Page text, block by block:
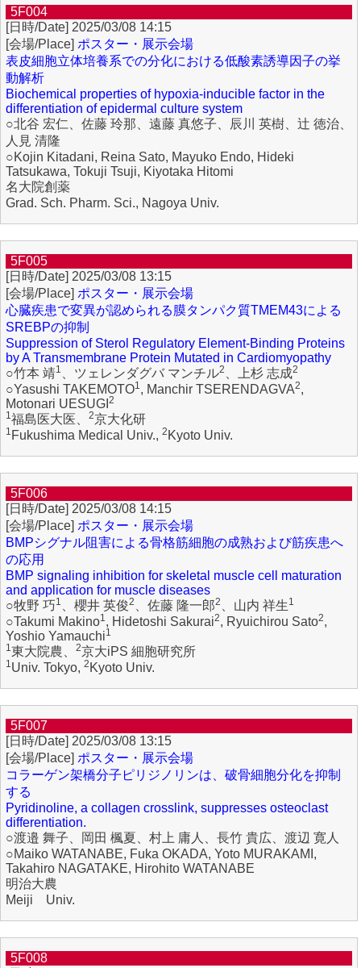
5F004
2025/03/08 14:15
ポスター・展示会場
表皮細胞立体培養系での分化における低酸素誘導因子の挙
動解析
Biochemical properties of hypoxia-inducible factor in the
differentiation of epidermal culture system
○北谷 宏仁、佐藤 玲那、遠藤 真悠子、辰川 英樹、辻 徳治、
人見 清隆
○Kojin Kitadani, Reina Sato, Mayuko Endo, Hideki
Tatsukawa, Tokuji Tsuji, Kiyotaka Hitomi
名大院創薬
Grad. Sch. Pharm. Sci., Nagoya Univ.
5F005
2025/03/08 13:15
ポスター・展示会場
心臓疾患で変異が認められる膜タンパク質TMEM43による
SREBPの抑制
Suppression of Sterol Regulatory Element-Binding Proteins
by A Transmembrane Protein Mutated in Cardiomyopathy
○竹本 靖1 、ツェレンダグバ マンチル2 、上杉 志成2
○Yasushi TAKEMOTO1, Manchir TSERENDAGVA2,
Motonari UESUGI 2
1福島医大医、 2京大化研
1 Fukushima Medical Univ., 2 Kyoto Univ.
5F006
2025/03/08 14:15
ポスター・展示会場
BMPシグナル阻害による骨格筋細胞の成熟および筋疾患へ
の応用
BMP signaling inhibition for skeletal muscle cell maturation
and application for muscle diseases
○牧野 巧1 、櫻井 英俊2 、佐藤 隆一郎2 、山内 祥生1
○Takumi Makino1, Hidetoshi Sakurai2, Ryuichirou Sato2,
Yoshio Yamauchi1
1東大院農、 2京大iPS 細胞研究所
1Univ. Tokyo, 2 Kyoto Univ.
5F007
2025/03/08 13:15
ポスター・展示会場
コラーゲン架橋分子ピリジノリンは、破骨細胞分化を抑制
する
Pyridinoline, a collagen crosslink, suppresses osteoclast
differentiation.
○渡邉 舞子、岡田 楓夏、村上 庸人、長竹 貴広、渡辺 寛人
○Maiko WATANABE, Fuka OKADA, Yoto MURAKAMI,
Takahiro NAGATAKE, Hirohito WATANABE
明治大農
Meiji Univ.
5F008